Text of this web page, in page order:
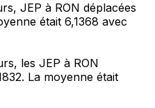
JEP à RON déplacées
était 6,1368 avec
les JEP à RON
La moyenne était